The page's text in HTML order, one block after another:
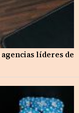
líderes de